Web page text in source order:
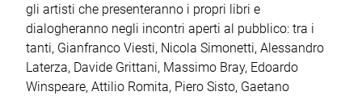
gli artisti che presenteranno i propri libri e
dialogheranno negli incontri aperti al pubblico: tra i
tanti, Gianfranco Viesti, Nicola Simonetti, Alessandro
Laterza, Davide Grittani, Massimo Bray, Edoardo
Winspeare, Attilio Romita, Piero Sisto, Gaetano